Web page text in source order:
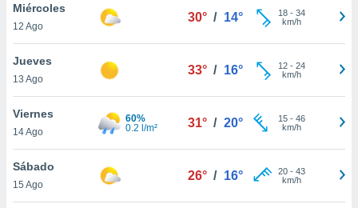
de
cookies
aceptar
Miércoles
12 Ago
30° / 14° 18- 34
km/h
Jueves
13 Ago
33° / 16° 12- 24
km/h
Viernes
14 Ago
60%
0.2 l/m²
31° / 20° 15- 46
km/h
Sábado
15 Ago
26° / 16° 20- 43
km/h